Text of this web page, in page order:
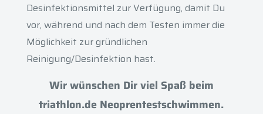
Desinfektionsmittel zur Verfügung, damit Du
vor, während und nach dem Testen immer die
Möglichkeit zur gründlichen
Reinigung/Desinfektion hast.
Wir wünschen Dir viel Spaß beim
triathlon.de Neoprentestschwimmen.